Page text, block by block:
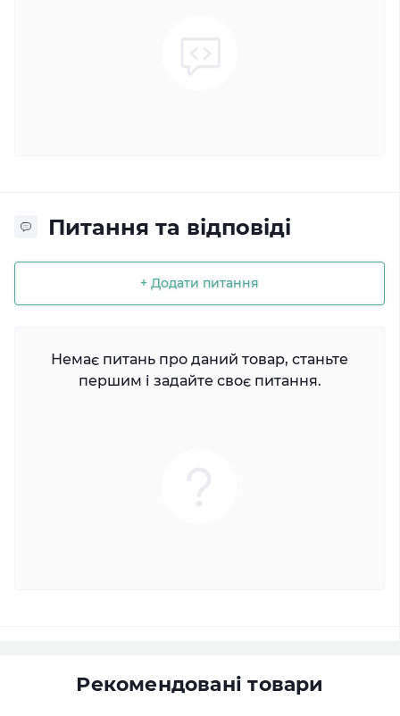
Питання та відповіді
+ Додати питання
Немає питань про даний товар, станьте
першим і задайте своє питання.
Рекомендовані товари